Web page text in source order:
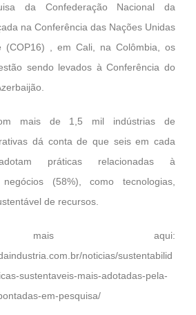
da Confederação Nacional da
na Conferência das Nações Unidas
(COP16) , em Cali, na Colômbia, os
sendo levados à Conferência do
mais de 1,5 mil indústrias de
dá conta de que seis em cada
práticas relacionadas à
(58%), como tecnologias,
de recursos.
mais aqui:
noticias/sustentabilid
sustentaveis-mais-adotadas-pela-
em-pesquisa/